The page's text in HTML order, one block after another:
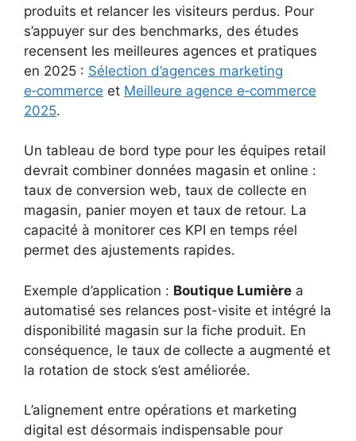
produits et relancer les visiteurs perdus. Pour
s’appuyer sur des benchmarks, des études
recensent les meilleures agences et pratiques
en 2025 : Sélection d’agences marketing
e‑commerce et Meilleure agence e‑commerce
2025.
Un tableau de bord type pour les équipes retail
devrait combiner données magasin et online :
taux de conversion web, taux de collecte en
magasin, panier moyen et taux de retour. La
capacité à monitorer ces KPI en temps réel
permet des ajustements rapides.
Exemple d’application : Boutique Lumière a
automatisé ses relances post-visite et intégré la
disponibilité magasin sur la fiche produit. En
conséquence, le taux de collecte a augmenté et
la rotation de stock s’est améliorée.
L’alignement entre opérations et marketing
digital est désormais indispensable pour